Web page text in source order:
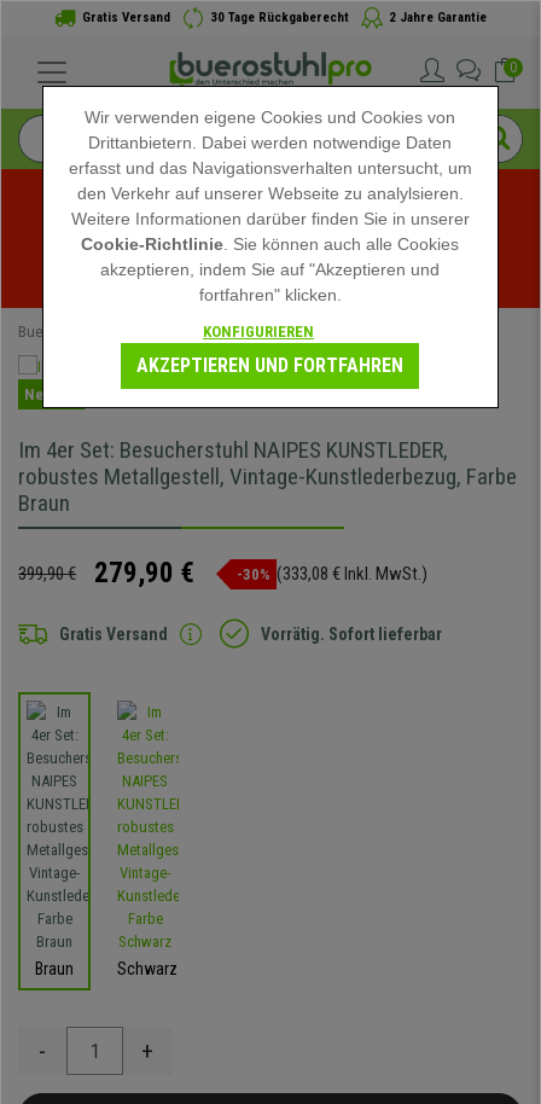
Gratis Versand 30 Tage Rückgaberecht 2 Jahre Garantie
0
Sommerschlussverkauf bei buerostuhlpro! Exklusive
Rabatte für kurze Zeit - Aktion ansehen -
Buerostuhlpro
Neuheit
Im 4er Set: Besucherstuhl NAIPES KUNSTLEDER,
robustes Metallgestell, Vintage-Kunstlederbezug, Farbe
Braun
399,90 € 279,90 € -30% (333,08 € Inkl. MwSt.)
Gratis Versand Vorrätig. Sofort lieferbar
Braun Schwarz
- +
Wir verwenden eigene Cookies und Cookies von
Drittanbietern. Dabei werden notwendige Daten
erfasst und das Navigationsverhalten untersucht, um
den Verkehr auf unserer Webseite zu analylsieren.
Weitere Informationen darüber finden Sie in unserer
Cookie-Richtlinie . Sie können auch alle Cookies
akzeptieren, indem Sie auf "Akzeptieren und
fortfahren" klicken.
KONFIGURIEREN
AKZEPTIEREN UND FORTFAHREN